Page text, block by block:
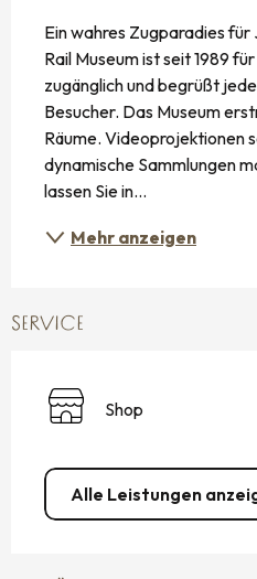
Ein wahres Zugparadies für
Rail Museum ist seit 1989
zugänglich und begrüßt
Besucher. Das Museum
Räume. Videoprojektionen
dynamische Sammlungen
lassen Sie in...
Mehr anzeigen
SERVICE
Shop
Alle Leistungen